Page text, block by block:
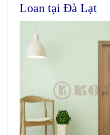
Loan tại Đà Lạt